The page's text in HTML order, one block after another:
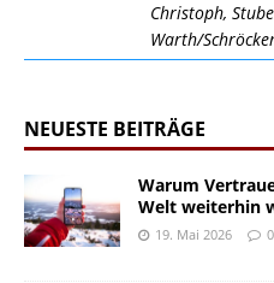
Christoph,
Warth/
NEUESTE BEITRÄGE
Warum
Welt weiterhin
19. Mai 2026 0